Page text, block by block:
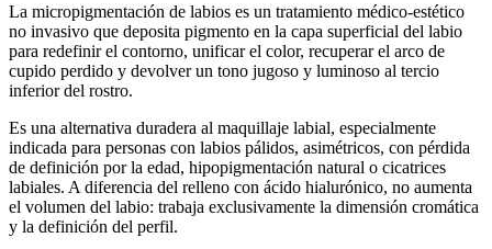
La micropigmentación de labios es un tratamiento médico-estético
no invasivo que deposita pigmento en la capa superficial del labio
para redefinir el contorno, unificar el color, recuperar el arco de
cupido perdido y devolver un tono jugoso y luminoso al tercio
inferior del rostro.
Es una alternativa duradera al maquillaje labial, especialmente
indicada para personas con labios pálidos, asimétricos, con pérdida
de definición por la edad, hipopigmentación natural o cicatrices
labiales. A diferencia del relleno con ácido hialurónico, no aumenta
el volumen del labio: trabaja exclusivamente la dimensión cromática
y la definición del perfil.